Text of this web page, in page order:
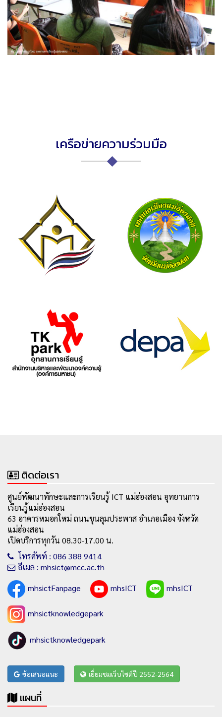
เครือข่ายความร่วมมือ
ติดต่อเรา
ศูนย์พัฒนาทักษะและการเรียนรู้ ICT แม่ฮ่องสอน อุทยานการ
เรียนรู้แม่ฮ่องสอน
63 อาคารหมอกใหม่ ถนนขุนลุมประพาส อำเภอเมือง จังหวัด
แม่ฮ่องสอน
เปิดบริการทุกวัน 08.30-17.00 น.
โทรศัพท์ : 086 388 9414
อีเมล : mhsict@mcc.ac.th
mhsictFanpage
mhsICT mhsICT
mhsictknowledgepark
mhsictknowledgepark
ข้อเสนอแนะ เยี่ยมชมเว็บไซต์ปี 2552-2564
แผนที่